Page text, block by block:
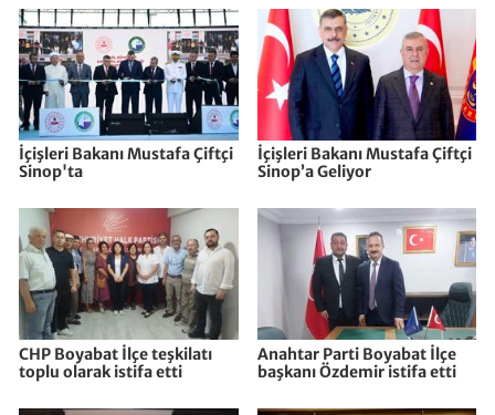
İçişleri Bakanı Mustafa Çiftçi
Sinop'ta
İçişleri Bakanı Mustafa Çiftçi
Sinop’a Geliyor
CHP Boyabat İlçe teşkilatı
toplu olarak istifa etti
Anahtar Parti Boyabat İlçe
başkanı Özdemir istifa etti